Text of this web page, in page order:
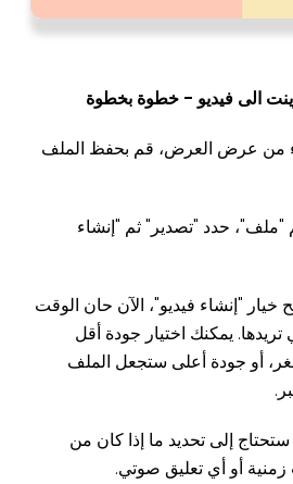
الى فيديو - خطوة بخطوة
من عرض العرض، قم بحفظ الملف
حدد "تصدير" ثم "إنشاء
خيار "إنشاء فيديو"، الآن حان الوقت
تريدها. يمكنك اختيار جودة أقل
أو جودة أعلى ستجعل الملف
إلى تحديد ما إذا كان من
أو أي تعليق صوتي.